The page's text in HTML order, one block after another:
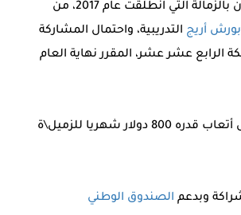
التي انطلقت عام 2017، من
أريج التدريبية، واحتمال المشاركة
الرابع عشر عشر، المقرر نهاية العام
تتكفل أريج ببدل أتعاب قدره 800 دولار شهريا للزميل\ة
وبدعم الصندوق الوطني